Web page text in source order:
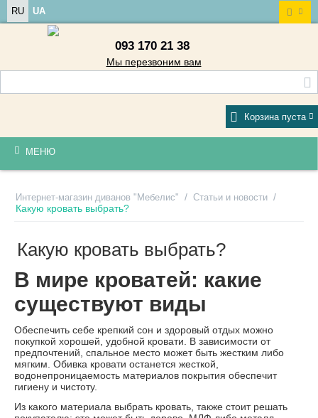
RU UA
093 170 21 38
Мы перезвоним вам
Корзина пуста
МЕНЮ
Интернет-магазин диванов "Мебелис" / Статьи и новости /
Какую кровать выбрать?
Какую кровать выбрать?
В мире кроватей: какие
существуют виды
Обеспечить себе крепкий сон и здоровый отдых можно
покупкой хорошей, удобной кровати. В зависимости от
предпочтений, спальное место может быть жестким либо
мягким. Обивка кровати останется жесткой,
водонепроницаемость материалов покрытия обеспечит
гигиену и чистоту.
Из какого материала выбрать кровать, также стоит решать